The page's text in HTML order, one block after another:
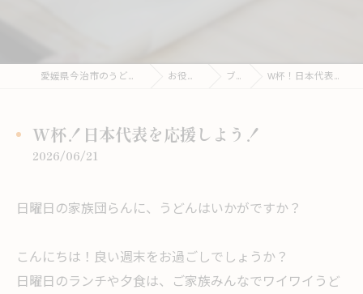
愛媛県今治市のうどんならこがね製麺所 お役立ち情報 ブログ W杯！日本代表を応援しよう！
W杯！日本代表を応援しよう！
2026/06/21
日曜日の家族団らんに、うどんはいかがですか？
こんにちは！良い週末をお過ごしでしょうか？
日曜日のランチや夕食は、ご家族みんなでワイワイうど